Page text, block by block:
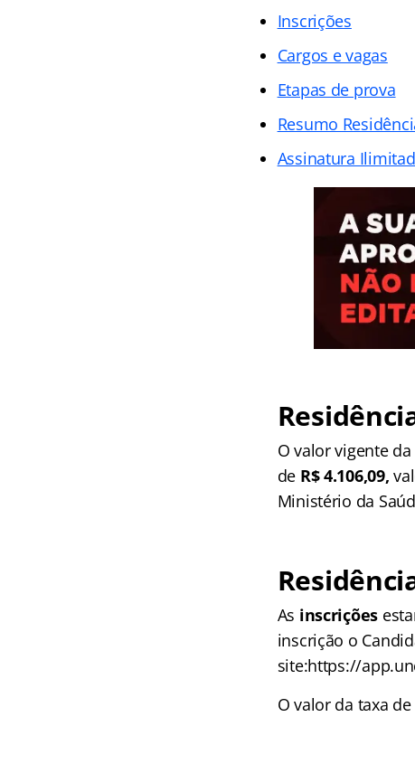
Inscrições
Cargos e vagas
Etapas de prova
Resumo
Assinatura
O valor vigente
de R$ 4.106,09,
Ministério da
As inscrições
inscrição o
site:https://
O valor da taxa